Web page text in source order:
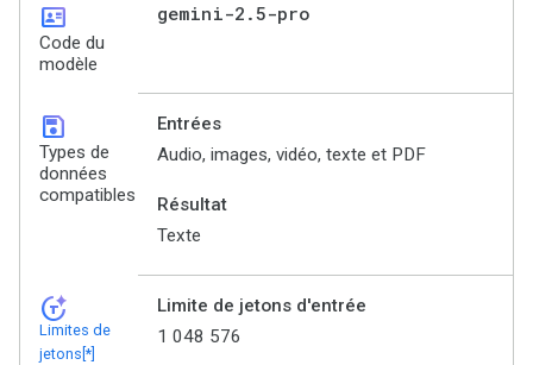
id_card
Code du
modèle
gemini-2 .5-pro
save
Types de
données
compatibles
Entrées
Audio, images, vidéo, texte et PDF
Résultat
Texte
token_auto
Limites de
jetons[*]
Limite de jetons d'entrée
1 048 576